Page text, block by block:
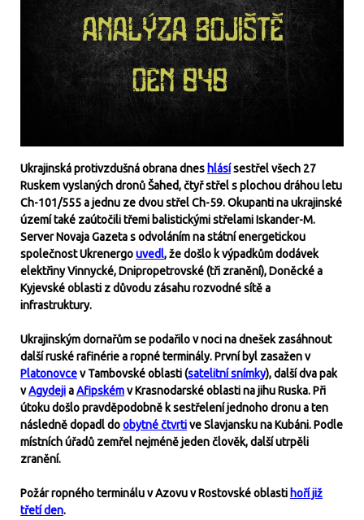
Ukrajinská protivzdušná obrana dnes hlásísestřel všech 27
Ruskem vyslaných dronů Šahed, čtyř střel s plochou dráhou letu
Ch-101/555 a jednu ze dvou střel Ch-59. Okupanti na ukrajinské
území také zaútočili třemi balistickými střelami Iskander-M.
Server Novaja Gazeta s odvoláním na státní energetickou
společnost Ukrenergouvedl, že došlo k výpadkům dodávek
elektřiny Vinnycké, Dnipropetrovské (tři zranění), Doněcké a
Kyjevské oblasti z důvodu zásahu rozvodné sítě a
infrastruktury.
Ukrajinským dornařům se podařilo v noci na dnešek zasáhnout
další ruské rafinérie a ropné terminály. První byl zasažen v
Platonovcev Tambovské oblasti (satelitní snímky), další dva pak
vAgydejiaAfipskémv Krasnodarské oblasti na jihu Ruska. Při
útoku došlo pravděpodobně k sestřelení jednoho dronu a ten
následně dopadl doobytné čtvrtive Slavjansku na Kubáni. Podle
místních úřadů zemřel nejméně jeden člověk, další utrpěli
zranění.
Požár ropného terminálu v Azovu v Rostovské oblasti hoří již
třetí den.